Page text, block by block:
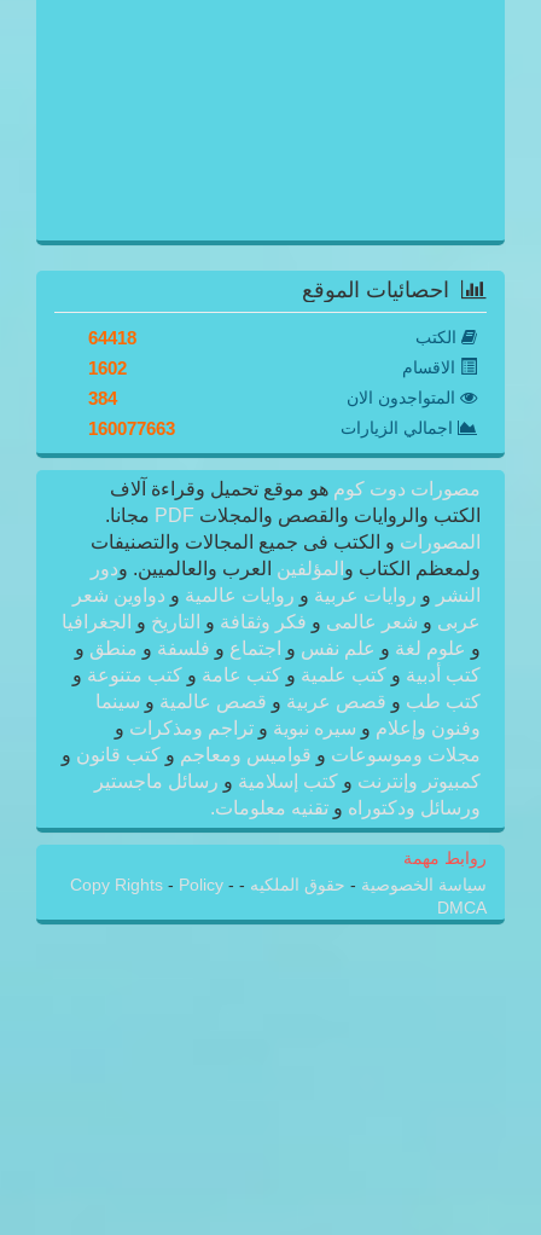
احصائيات الموقع
الكتب 64418
الاقسام 1602
المتواجدون الان 384
اجمالي الزيارات 160077663
مصورات دوت كوم هو موقع تحميل وقراءة آلاف
الكتب والروايات والقصص والمجلات PDF مجانا.
المصورات و الكتب فى جميع المجالات والتصنيفات
ولمعظم الكتاب و المؤلفين العرب والعالميين. ودور
النشر و روايات عربية و روايات عالمية و دواوين شعر
عربى و شعر عالمى و فكر وثقافة و التاريخ و الجغرافيا
و علوم لغة و علم نفس و اجتماع و فلسفة و منطق و
كتب أدبية و كتب علمية و كتب عامة و كتب متنوعة و
كتب طب و قصص عربية و قصص عالمية و سينما
وفنون وإعلام و سيره نبوية و تراجم ومذكرات و
مجلات وموسوعات و قواميس ومعاجم و كتب قانون و
كمبيوتر وإنترنت و كتب إسلامية و رسائل ماجستير
ورسائل ودكتوراه و تقنيه معلومات.
روابط مهمة
سياسة الخصوصية - حقوق الملكيه -
Copy Rights - Policy -
DMCA